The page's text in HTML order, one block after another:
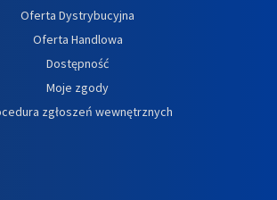
Oferta Dystrybucyjna
Oferta Handlowa
Dostępność
Moje zgody
zgłoszeń wewnętrznych